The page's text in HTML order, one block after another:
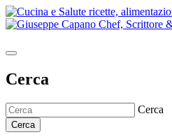
Cerca
Cerca
Cerca